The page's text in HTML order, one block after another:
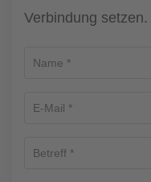
Verbindung setzen.